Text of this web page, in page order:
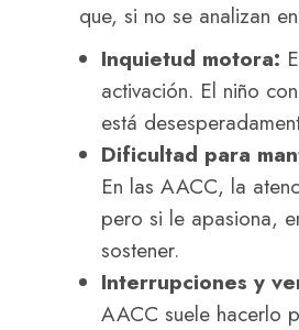
que, si no se analizan
Inquietud motora:
activación. El niño
está
Dificultad para
En las AACC, la
pero si le apasiona,
sostener.
Interrupciones y
AACC suele hacerlo